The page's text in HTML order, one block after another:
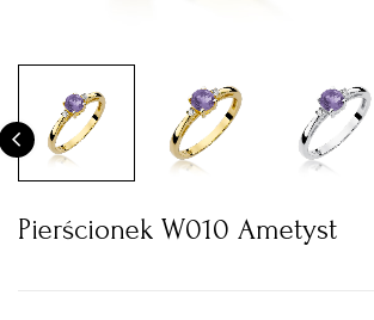
Pierścionek W010 Ametyst